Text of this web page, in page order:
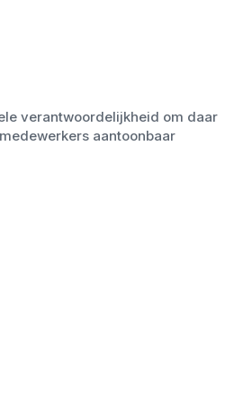
verantwoordelijkheid om daar
aantoonbaar